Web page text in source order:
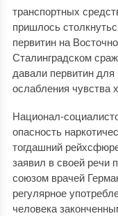
транспортных
пришлось
первитин на
Сталинградском
давали первитин
ослабления чувства
Национал-
опасность
тогдашний
заявил в своей речи
союзом врачей
регулярное
человека